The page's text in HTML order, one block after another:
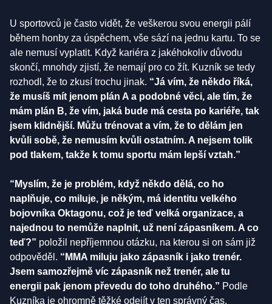
U sportovců je často vidět, že veškerou svou energii pálí
během honby za úspěchem, vše sází na jednu kartu. To se
ale nemusí vyplatit. Když kariéra z jakéhokoliv důvodu
skončí, mnohdy zjistí, že nemají pro co žít. Kuzník se tedy
rozhodl, že to zkusí trochu jinak. “Já vím, že někdo říká,
že musíš mít jenom plán A a podobné věci, ale tím, že
mám plán B, že vím, jaká bude má cesta po kariéře, tak
jsem klidnější. Můžu trénovat a vím, že to dělám jen
kvůli sobě, že nemusím kvůli ostatním. A nejsem tolik
pod tlakem, takže k tomu sportu mám lepší vztah.”
“Myslím, že je problém, když někdo dělá, co ho
naplňuje, co miluje, je někým, má identitu velkého
bojovníka Oktagonu, což je teď velká organizace, a
najednou to nemůže naplnit, už není zápasníkem. A co
teď?” položil nepříjemnou otázku, na kterou si on sám již
odpověděl. “MMA miluju jako zápasník i jako trenér.
Jsem samozřejmě víc zápasník než trenér, ale tu
energii pak jenom převedu do toho druhého.” Podle
Kuzníka je ohromně těžké odejít v ten správný čas.